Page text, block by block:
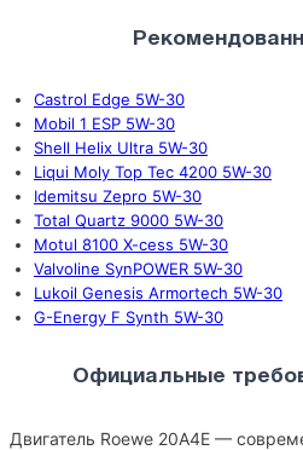
Castrol Edge 5W-30
Mobil 1 ESP 5W-30
Shell Helix Ultra 5W-30
Liqui Moly Top Tec 4200 5W-30
Idemitsu Zepro 5W-30
Total Quartz 9000 5W-30
Motul 8100 X-cess 5W-30
Valvoline SynPOWER 5W-30
Lukoil Genesis Armortech 5W-30
G-Energy F Synth 5W-30
Официальные
Двигатель Roewe 20A4E —